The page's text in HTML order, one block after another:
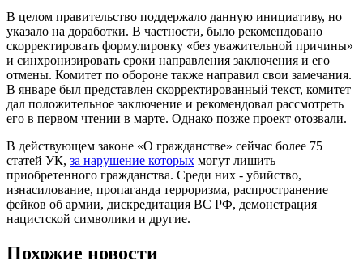
В целом правительство поддержало данную инициативу, но
указало на доработки. В частности, было рекомендовано
скорректировать формулировку «без уважительной причины»
и синхронизировать сроки направления заключения и его
отмены. Комитет по обороне также направил свои замечания.
В январе был представлен скорректированный текст, комитет
дал положительное заключение и рекомендовал рассмотреть
его в первом чтении в марте. Однако позже проект отозвали.
В действующем законе «О гражданстве» сейчас более 75
статей УК, за нарушение которых могут лишить
приобретенного гражданства. Среди них - убийство,
изнасилование, пропаганда терроризма, распространение
фейков об армии, дискредитация ВС РФ, демонстрация
нацистской символики и другие.
Похожие новости